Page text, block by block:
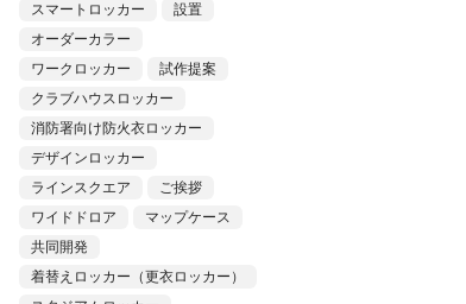
スマートロッカー
設置
オーダーカラー
ワークロッカー
試作提案
クラブハウスロッカー
消防署向け防火衣ロッカー
デザインロッカー
ラインスクエア
ご挨拶
ワイドドロア
マップケース
共同開発
着替えロッカー（更衣ロッカー）